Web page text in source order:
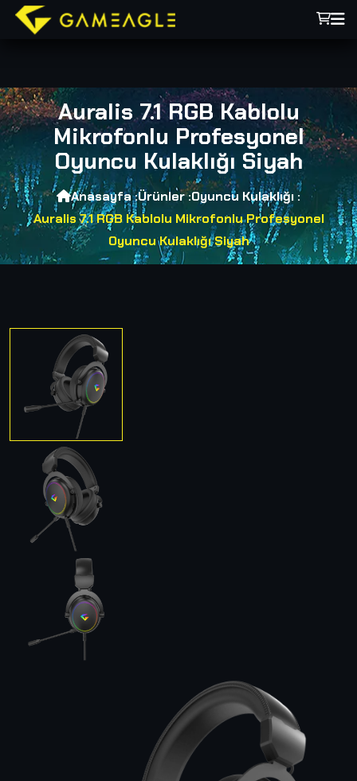
Auralis 7.1 RGB Kablolu
Mikrofonlu Profesyonel
Oyuncu Kulaklığı Siyah
Anasayfa :Ürünler :Oyuncu Kulaklığı :
Auralis 7.1 RGB Kablolu Mikrofonlu Profesyonel
Oyuncu Kulaklığı Siyah